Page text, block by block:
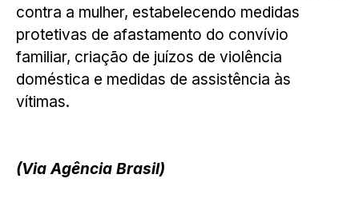
contra a mulher, estabelecendo medidas
protetivas de afastamento do convívio
familiar, criação de juízos de violência
doméstica e medidas de assistência às
vítimas.
(Via Agência Brasil)